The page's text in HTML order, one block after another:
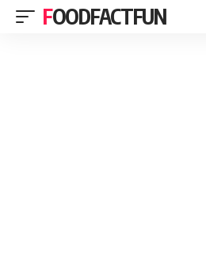
FOODFACTFUN